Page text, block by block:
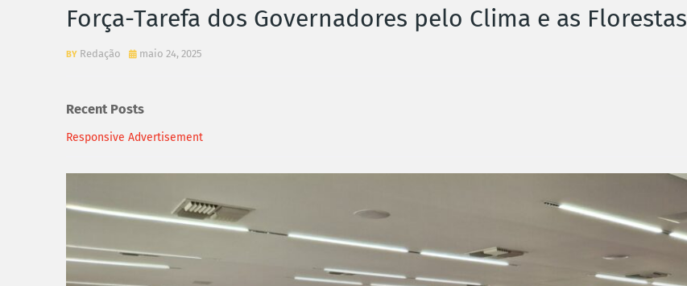
Força-Tarefa dos Governadores pelo Clima e as Florestas
Redação maio 24, 2025
Recent Posts
Responsive Advertisement